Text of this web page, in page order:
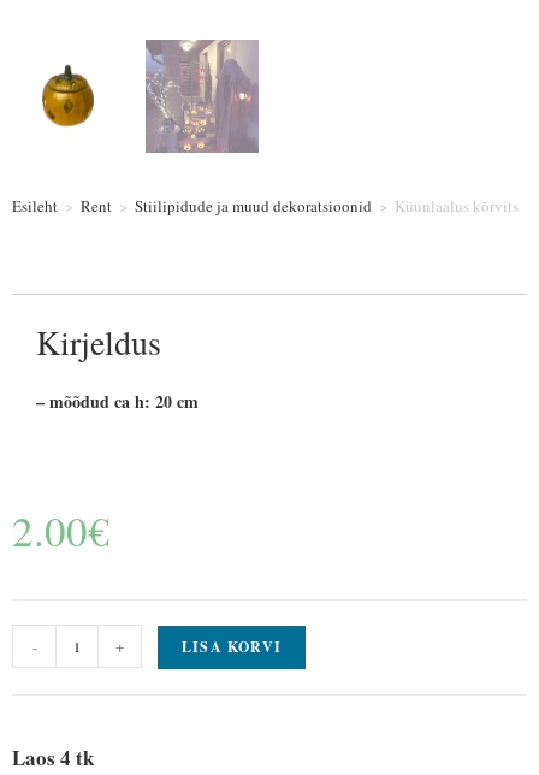
Esileht > Rent > Stiilipidude ja muud dekoratsioonid > Küünlaalus kõrvits
Kirjeldus
– mõõdud ca h: 20 cm
2.00€
- + LISA KORVI
Laos 4 tk